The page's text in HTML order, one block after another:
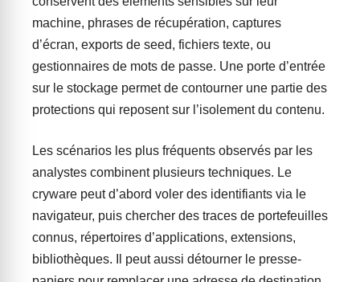
machine, phrases de récupération, captures
d’écran, exports de seed, fichiers texte, ou
gestionnaires de mots de passe. Une porte d’entrée
sur le stockage permet de contourner une partie des
protections qui reposent sur l’isolement du contenu.
Les scénarios les plus fréquents observés par les
analystes combinent plusieurs techniques. Le
cryware peut d’abord voler des identifiants via le
navigateur, puis chercher des traces de portefeuilles
connus, répertoires d’applications, extensions,
bibliothèques. Il peut aussi détourner le presse-